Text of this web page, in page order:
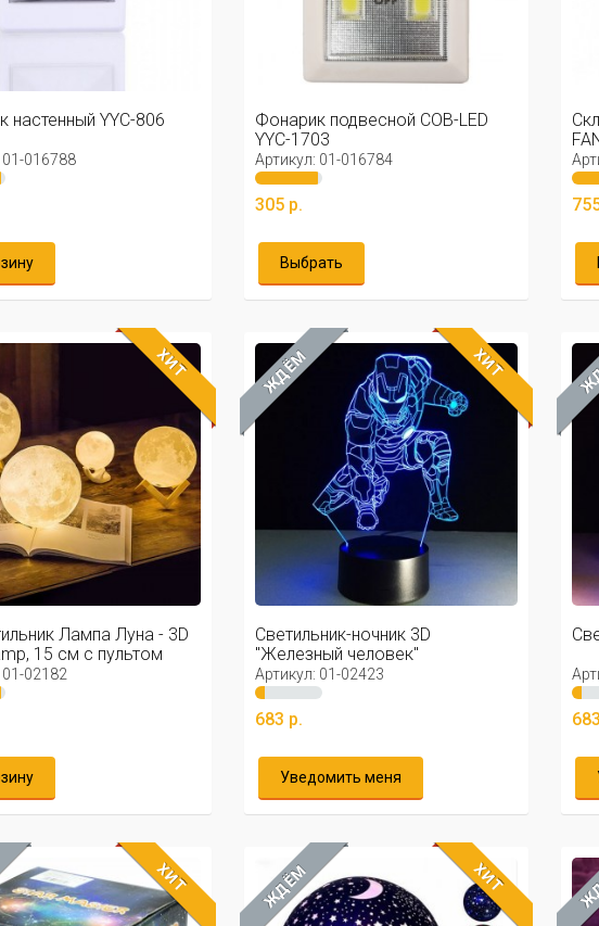
настенный YYC-806
01-016788
Фонарик подвесной COB-LED
YYC-1703
Артикул: 01-016784
305 р.
Выбрать
ХИТ
Лампа Луна - 3D
15 см с пультом
02182
ЖДЁМ ХИТ
Светильник-ночник 3D
"Железный человек"
Артикул: 01-02423
683 р.
Уведомить меня
ХИТ ЖДЁМ ХИТ